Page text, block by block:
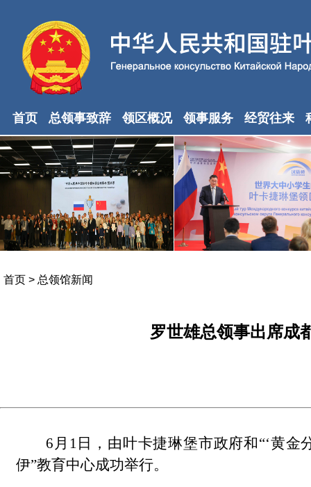
首页 总领事致辞 领区概况 领事服务 经贸往来
首页 > 总领馆新闻
罗世雄总领事出席成
6月1日，由叶卡捷琳堡市政府和“‘黄金
伊”教育中心成功举行。